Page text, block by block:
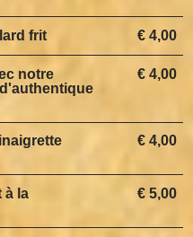
€ 4,00
frit
€ 4,00
notre
€ 4,00
€ 5,00
à la